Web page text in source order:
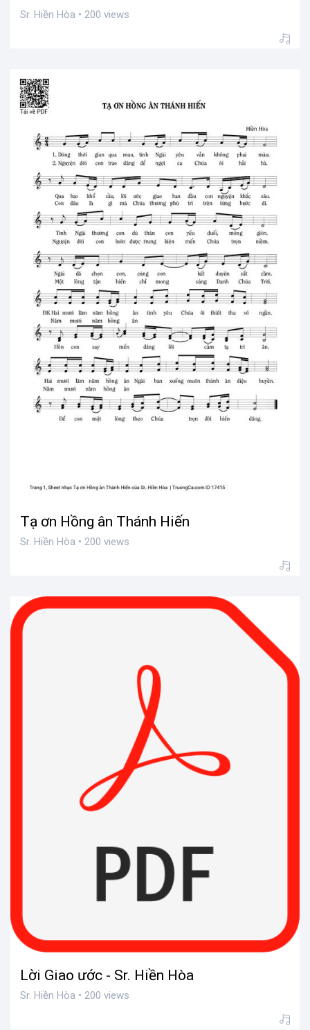
Sr. Hiền Hòa • 200 views
Tạ ơn Hồng ân Thánh Hiến
Sr. Hiền Hòa • 200 views
Lời Giao ước - Sr. Hiền Hòa
Sr. Hiền Hòa • 200 views